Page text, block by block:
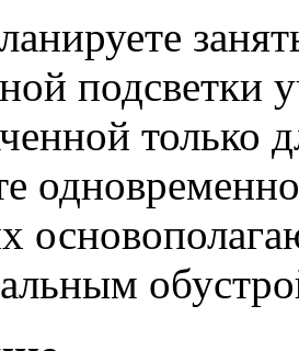
подсветки
только